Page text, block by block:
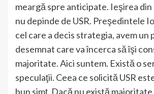
meargă spre anticipate. Ieşirea
nu depinde de USR. Preşedintele
cel care a decis strategia, avem un
desemnat care va încerca să îşi
majoritate. Aici suntem. Există o
speculaţii. Ceea ce solicită USR
bun simţ. Dacă nu există